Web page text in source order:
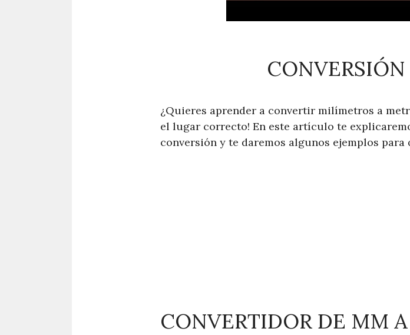
¿Quieres aprender a convertir milímetros a
el lugar correcto! En este artículo te
conversión y te daremos algunos ejemplos para
CONVERTIDOR DE MM